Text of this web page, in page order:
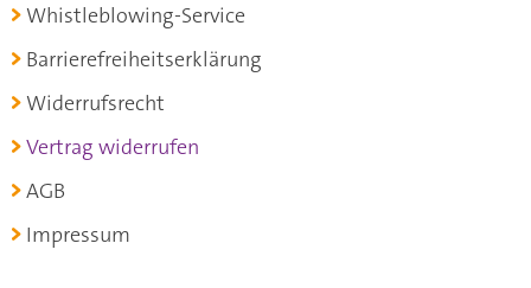
Whistleblowing-Service
Barrierefreiheitserklärung
Widerrufsrecht
Vertrag widerrufen
AGB
Impressum